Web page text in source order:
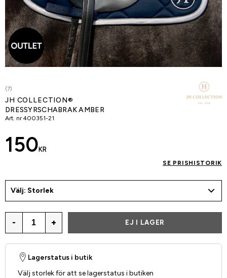
(7)
JH COLLECTION®
DRESSYRSCHABRAK AMBER
Art. nr 400351-21
150 KR
SE PRISHISTORIK
Välj: Storlek
- + EJ I LAGER
Lagerstatus i butik
Välj storlek för att se lagerstatus i butiken